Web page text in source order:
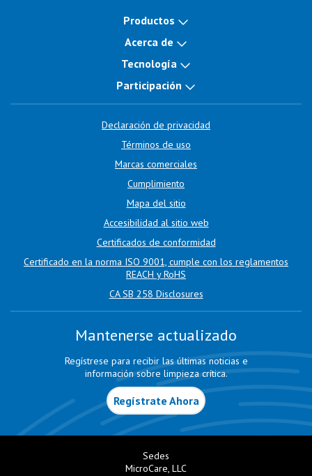
Productos
Acerca de
Tecnología
Participación
Declaración de privacidad
Términos de uso
Marcas comerciales
Cumplimiento
Mapa del sitio
Accesibilidad al sitio web
Certificados de conformidad
Certificado en la norma ISO 9001, cumple con los reglamentos
REACH y RoHS
CA SB 258 Disclosures
Mantenerse actualizado
Regístrese para recibir las últimas noticias e
información sobre limpieza crítica.
Regístrate Ahora
Sedes
MicroCare, LLC